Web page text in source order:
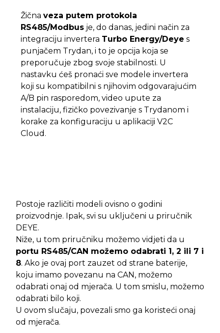
Žična veza putem protokola
RS485/Modbus je, do danas, jedini način za
integraciju invertera Turbo Energy/Deye s
punjačem Trydan, i to je opcija koja se
preporučuje zbog svoje stabilnosti. U
nastavku ćeš pronaći sve modele invertera
koji su kompatibilni s njihovim odgovarajućim
A/B pin rasporedom, video upute za
instalaciju, fizičko povezivanje s Trydanom i
korake za konfiguraciju u aplikaciji V2C
Cloud.
Postoje različiti modeli ovisno o godini
proizvodnje. Ipak, svi su uključeni u priručnik
DEYE.
Niže, u tom priručniku možemo vidjeti da u
portu RS485/CAN možemo odabrati 1, 2 ili 7 i
8. Ako je ovaj port zauzet od strane baterije,
koju imamo povezanu na CAN, možemo
odabrati onaj od mjerača. U tom smislu, možemo
odabrati bilo koji.
U ovom slučaju, povezali smo ga koristeći onaj
od mjerača.